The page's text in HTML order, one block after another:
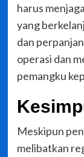
harus
yang
dan
operasi dan
pemangku
Meskipun
melibatkan